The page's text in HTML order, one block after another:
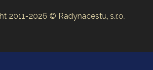
2011-2026 © Radynacestu, s.r.o.